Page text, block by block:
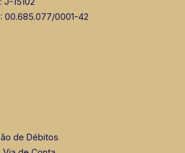
00.685.077/0001-42
de Débitos